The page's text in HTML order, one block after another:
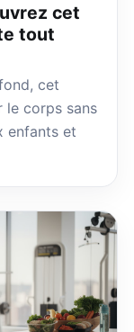
cet
tout
cet
le corps sans
enfants et